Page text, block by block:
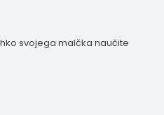
svojega malčka naučite